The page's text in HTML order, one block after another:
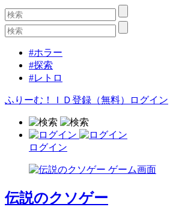
#ホラー
#探索
#レトロ
ふりーむ！ＩＤ登録（無料） ログイン
ログイン
伝説のクソゲー